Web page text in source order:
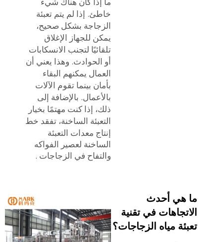
خاطئ. إذا لم يتم تعبئة
الزجاجة بشكل صحيح،
يمكن للجهاز الإغلاق
تلقائيًا لتجنب الانسكابات
أو الحوادث. وهذا يعني أن
العمال يمكنهم البقاء
بأمان بينما تقوم الآلات
بالأعمال. بالإضافة إلى
ذلك، إذا كنت مهتمًا بخيار
التعبئة الساخنة، تفقدخط
إنتاج معدات التعبئة
الساخنة لعصير الفواكه
والتفاح في الزجاجات.
ما هي أحدث
الاتجاهات في تقنية
تعبئة مياه الزجاجات؟